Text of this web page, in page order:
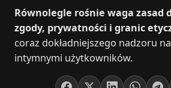
Równolegle rośnie waga zasad
zgody, prywatności i granic
coraz dokładniejszego nadzoru
intymnymi użytkowników.